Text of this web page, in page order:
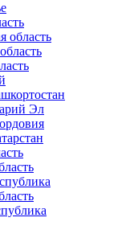
область
Эл